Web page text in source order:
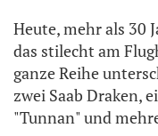
Heute, mehr als 30
das stilecht am
ganze Reihe
zwei Saab Draken,
"Tunnan" und